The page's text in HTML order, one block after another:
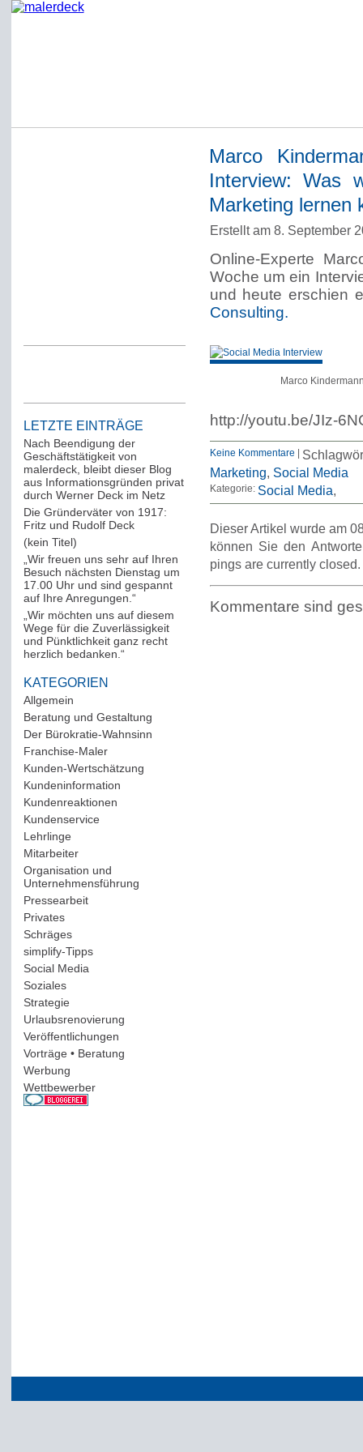
LETZTE EINTRÄGE
Nach Beendigung der
Geschäftstätigkeit von
malerdeck, bleibt dieser Blog
aus Informationsgründen privat
durch Werner Deck im Netz
Die Gründerväter von 1917:
Fritz und Rudolf Deck
(kein Titel)
„Wir freuen uns sehr auf Ihren
Besuch nächsten Dienstag um
17.00 Uhr und sind gespannt
auf Ihre Anregungen.“
„Wir möchten uns auf diesem
Wege für die Zuverlässigkeit
und Pünktlichkeit ganz recht
herzlich bedanken.“
KATEGORIEN
Allgemein
Beratung und Gestaltung
Der Bürokratie-Wahnsinn
Franchise-Maler(42)
Kunden-Wertschätzung
Kundeninformation
Kundenreaktionen
Kundenservice(178)
Lehrlinge(54)
Mitarbeiter(163)
Organisation und
Unternehmensführung
Pressearbeit(12)
Privates(193)
Schräges(161)
simplify-Tipps(123)
Social Media
Soziales(37)
Strategie(220)
Urlaubsrenovierung
Veröffentlichungen
Vorträge • Beratung
Werbung
Wettbewerber(61)
Marco
Interview: Was
Marketing lernen
Erstellt am 8. September
Online-Experte
Woche um ein
und heute erschien
Consulting.
Marco
http://youtu.be/JIz-
Keine Kommentare
Marketing, Social Media
Kategorie: Social Media
Dieser Artikel wurde am
können Sie den
pings are currently closed.
Kommentare sind